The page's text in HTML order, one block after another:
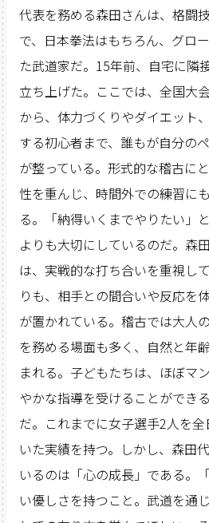
代表を務める森田さんは、格闘
で、日本拳法はもちろん、グロ
た武道家だ。15年前、自宅に隣
立ち上げた。ここでは、全国大
から、体力づくりやダイエット
する初心者まで、誰もが自分の
が整っている。形式的な稽古に
性を重んじ、時間外での練習に
る。「納得いくまでやりたい」
よりも大切にしているのだ。森
は、実戦的な打ち合いを重視し
りも、相手との間合いや反応を
が置かれている。稽古では大人
を務める場面も多く、自然と年
まれる。子どもたちは、ほぼマ
やかな指導を受けることができ
だ。これまでに女子選手2人を
いた実績を持つ。しかし、森田
いるのは「心の成長」である。
い優しさを持つこと。武道を通